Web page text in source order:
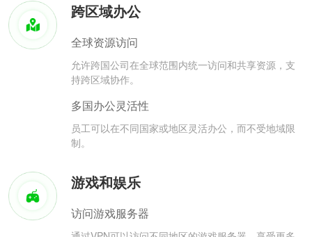
跨区域办公
全球资源访问
允许跨国公司在全球范围内统一访问和共享资源，支
持跨区域协作。
多国办公灵活性
员工可以在不同国家或地区灵活办公，而不受地域限
制。
游戏和娱乐
访问游戏服务器